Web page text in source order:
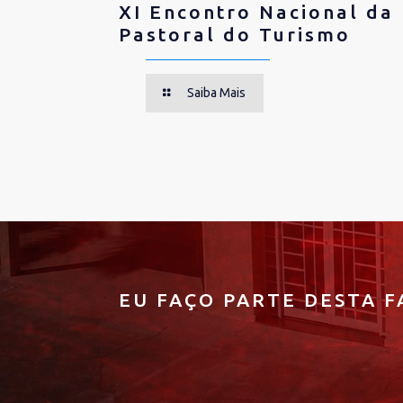
XI Encontro Nacional da
Pastoral do Turismo
Saiba Mais
EU FAÇO PARTE DESTA